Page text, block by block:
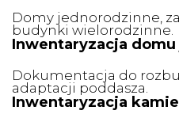
Domy jednorodzinne,
budynki wielorodzinne.
Inwentaryzacja
Dokumentacja do
adaptacji poddasza.
Inwentaryzacja